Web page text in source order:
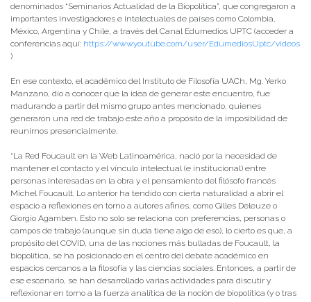
denominados “Seminarios Actualidad de la Biopolítica”, que congregaron a
importantes investigadores e intelectuales de países como Colombia,
México, Argentina y Chile, a través del Canal Edumedios UPTC (acceder a
conferencias aquí: https://www.youtube.com/user/EdumediosUptc/videos
)
En ese contexto, el académico del Instituto de Filosofía UACh, Mg. Yerko
Manzano, dio a conocer que la idea de generar este encuentro, fue
madurando a partir del mismo grupo antes mencionado, quienes
generaron una red de trabajo este año a propósito de la imposibilidad de
reunirnos presencialmente.
“La Red Foucault en la Web Latinoamérica, nació por la necesidad de
mantener el contacto y el vínculo intelectual (e institucional) entre
personas interesadas en la obra y el pensamiento del filósofo francés
Michel Foucault. Lo anterior ha tendido con cierta naturalidad a abrir el
espacio a reflexiones en torno a autores afines, como Gilles Deleuze o
Giorgio Agamben. Esto no solo se relaciona con preferencias, personas o
campos de trabajo (aunque sin duda tiene algo de eso), lo cierto es que, a
propósito del COVID, una de las nociones más bulladas de Foucault, la
biopolítica, se ha posicionado en el centro del debate académico en
espacios cercanos a la filosofía y las ciencias sociales. Entonces, a partir de
ese escenario, se han desarrollado varias actividades para discutir y
reflexionar en torno a la fuerza analítica de la noción de biopolítica (y o tras